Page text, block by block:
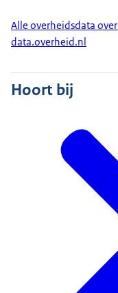
Alle overheidsdata
data.overheid.nl
Hoort bij